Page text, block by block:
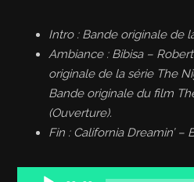
Intro : Bande originale de
Ambiance : Bibisa –
originale de la série The
Bande originale du film
(Ouverture).
Fin : California Dreamin’ –
Lecteur